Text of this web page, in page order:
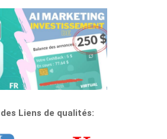
Liens de qualités: